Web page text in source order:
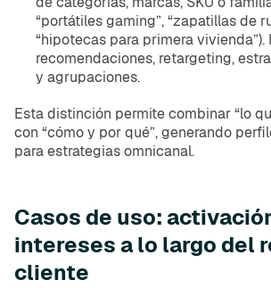
“portátiles gaming”, “zapatillas de
“hipotecas para primera vivienda”).
recomendaciones, retargeting,
y agrupaciones.
Esta distinción permite combinar “lo
con “cómo y por qué”, generando
para estrategias omnicanal.
Casos de uso:
intereses a lo largo del
cliente